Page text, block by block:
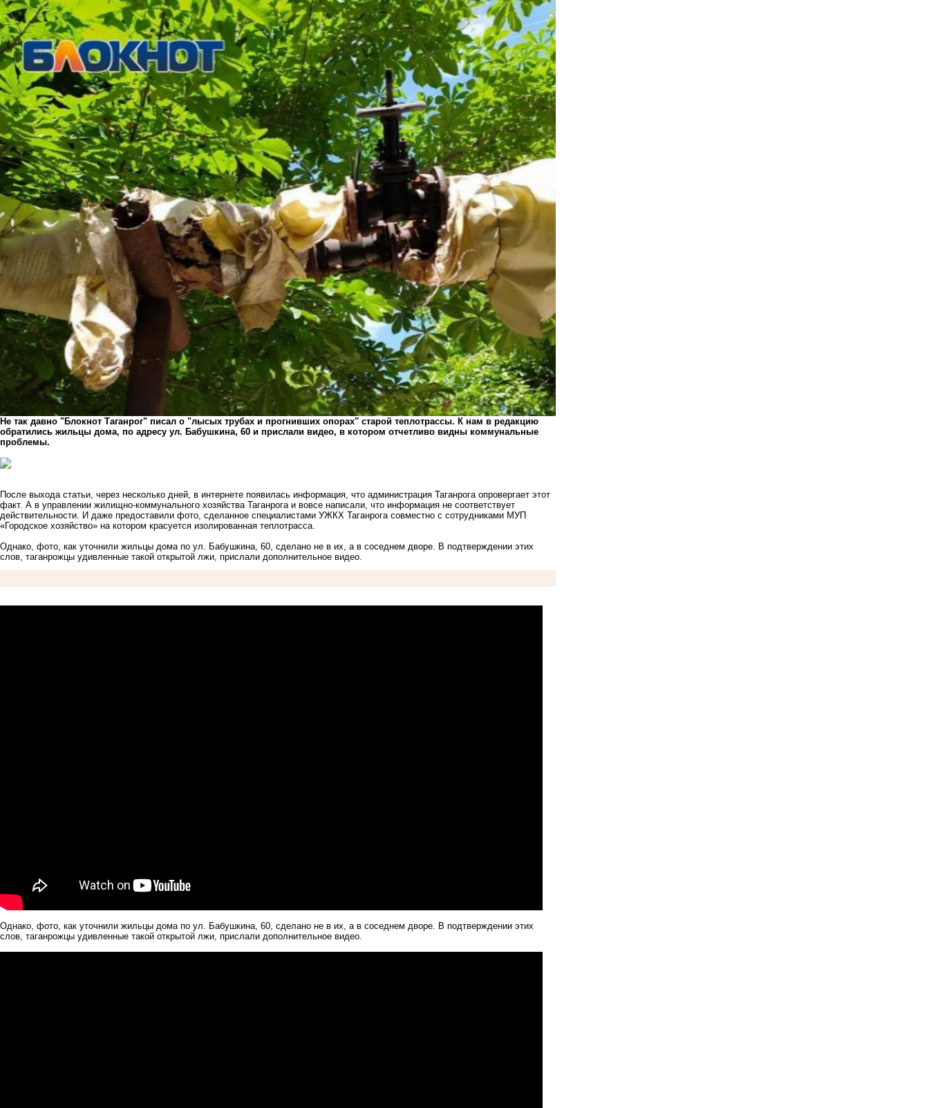
Не так давно "Блокнот Таганрог" писал о "лысых трубах и прогнивших опорах" старой теплотрассы. К нам в редакцию
обратились жильцы дома, по адресу ул. Бабушкина, 60 и прислали видео, в котором отчетливо видны коммунальные
проблемы.
После выхода статьи, через несколько дней, в интернете появилась информация, что администрация Таганрога опровергает этот
факт. А в управлении жилищно-коммунального хозяйства Таганрога и вовсе написали, что информация не соответствует
действительности. И даже предоставили фото, сделанное специалистами УЖКХ Таганрога совместно с сотрудниками МУП
«Городское хозяйство» на котором красуется изолированная теплотрасса.
Однако, фото, как уточнили жильцы дома по ул. Бабушкина, 60, сделано не в их, а в соседнем дворе. В подтверждении этих
слов, таганрожцы удивленные такой открытой лжи, прислали дополнительное видео.
Однако, фото, как уточнили жильцы дома по ул. Бабушкина, 60, сделано не в их, а в соседнем дворе. В подтверждении этих
слов, таганрожцы удивленные такой открытой лжи, прислали дополнительное видео.